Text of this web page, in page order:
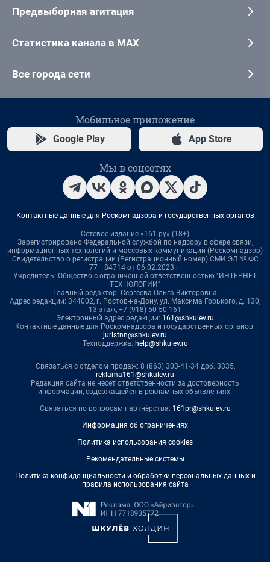
Предвыборная агитация
Статистика канала в MAX
Все города сети
Мобильное приложение
Google Play App Store
Мы в соцсетях
Контактные данные для Роскомнадзора и государственных органов
Сетевое издание «161.ру» (18+)
Зарегистрировано Федеральной службой по надзору в сфере связи,
информационных технологий и массовых коммуникаций (Роскомнадзор)
Свидетельство о регистрации (Регистрационный номер) СМИ ЭЛ № ФС
77– 84714 от 06.02.2023 г.
Учредитель: Общество с ограниченной ответственностью "ИНТЕРНЕТ
ТЕХНОЛОГИИ"
Главный редактор: Сергеева Ольга Викторовна
Адрес редакции: 344002, г. Ростов-на-Дону, ул. Максима Горького, д. 130,
13 этаж, +7 (918) 50-50-161
Электронный адрес редакции: 161@shkulev.ru
Контактные данные для Роскомнадзора и государственных органов:
juristnn@shkulev.ru
Техподдержка: help@shkulev.ru
Связаться с отделом продаж: 8 (863) 303-41-34 доб. 3335,
reklama161@shkulev.ru
Редакция сайта не несет ответственности за достоверность
информации, содержащейся в рекламных объявлениях.
Связаться по вопросам партнёрства: 161pr@shkulev.ru
Информация об ограничениях
Политика использования cookies
Рекомендательные системы
Политика конфиденциальности и обработки персональных данных и
правила использования сайта